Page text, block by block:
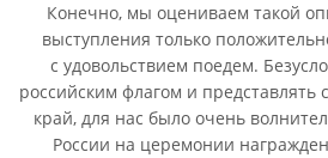
Конечно, мы оцениваем такой
выступления только
с удовольствием поедем.
российским флагом и представлять
край, для нас было очень
России на церемонии